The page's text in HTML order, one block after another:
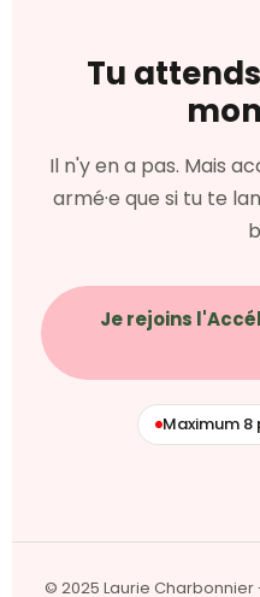
Tu
Il n'y en a pas. Mais
armé·e que si tu te
Je rejoins
Maximum
© 2025 Laurie Charbonnier